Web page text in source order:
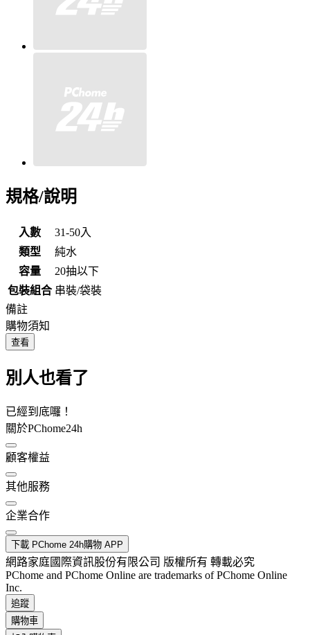
規格/說明
入數
31-50入
類型
純水
容量
20抽以下
包裝組合 串裝/袋裝
備註
購物須知
查看
別人也看了
已經到底囉！
關於PChome24h
顧客權益
其他服務
企業合作
下載 PChome 24h購物 APP
網路家庭國際資訊股份有限公司 版權所有 轉載必究
PChome and PChome Online are trademarks of PChome Online
Inc.
追蹤
購物車